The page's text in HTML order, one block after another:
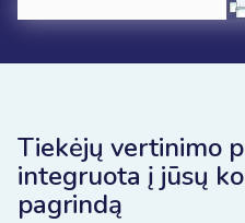
Tiekėjų vertinimo
integruota į jūsų
pagrindą